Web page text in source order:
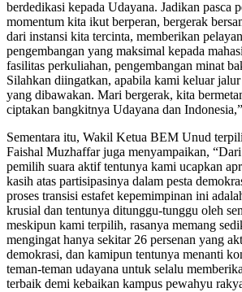
berdedikasi kepada Udayana. Jadikan pasca
momentum kita ikut berperan, bergerak
dari instansi kita tercinta, memberikan
pengembangan yang maksimal kepada
fasilitas perkuliahan, pengembangan minat
Silahkan diingatkan, apabila kami keluar
yang dibawakan. Mari bergerak, kita
ciptakan bangkitnya Udayana dan
Sementara itu, Wakil Ketua BEM Unud
Faishal Muzhaffar juga menyampaikan,
pemilih suara aktif tentunya kami ucapkan
kasih atas partisipasinya dalam pesta
proses transisi estafet kepemimpinan ini
krusial dan tentunya ditunggu-tunggu oleh
meskipun kami terpilih, rasanya memang
mengingat hanya sekitar 26 persenan yang
demokrasi, dan kamipun tentunya menanti
teman-teman udayana untuk selalu
terbaik demi kebaikan kampus pewahyu